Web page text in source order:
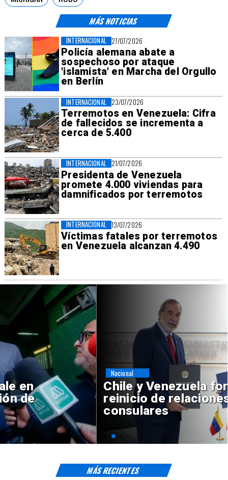
MÁS NOTICIAS
27/07/2026
Policía alemana abate a
sospechoso por ataque
'islamista' en Marcha del Orgullo
en Berlín
INTERNACIONAL
23/07/2026
Terremotos en Venezuela: Cifra
de fallecidos se incrementa a
cerca de 5.400
INTERNACIONAL
21/07/2026
Presidenta de Venezuela
promete 4.000 viviendas para
damnificados por terremotos
INTERNACIONAL
13/07/2026
Víctimas fatales por terremotos
en Venezuela alcanzan 4.490
INTERNACIONAL
Chile y Venezuela formalizan
reinicio de relaciones
consulares
MÁS RECIENTES